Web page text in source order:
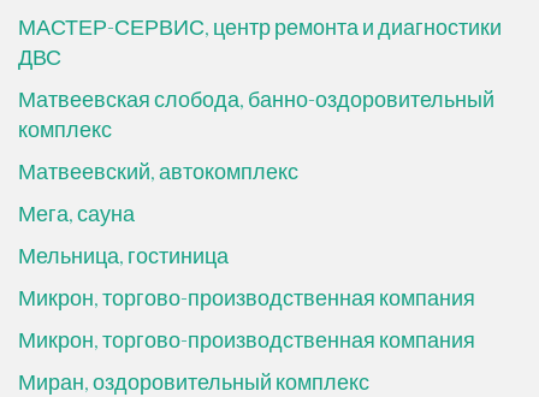
МАСТЕР-СЕРВИС, центр ремонта и диагностики
ДВС
Матвеевская слобода, банно-оздоровительный
комплекс
Матвеевский, автокомплекс
Мега, сауна
Мельница, гостиница
Микрон, торгово-производственная компания
Микрон, торгово-производственная компания
Миран, оздоровительный комплекс